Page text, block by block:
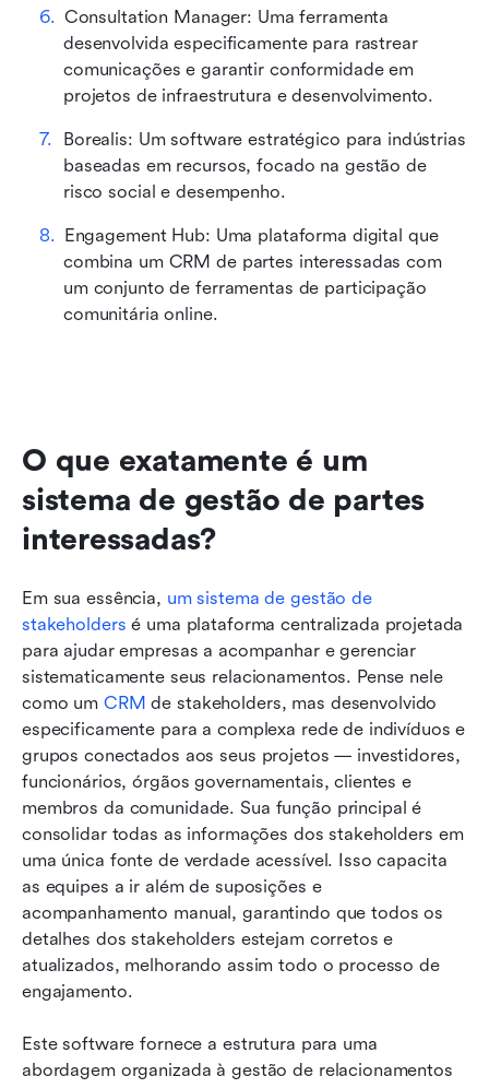
Consultation Manager: Uma ferramenta
desenvolvida especificamente para rastrear
comunicações e garantir conformidade em
projetos de infraestrutura e desenvolvimento.
Borealis: Um software estratégico para indústrias
baseadas em recursos, focado na gestão de
risco social e desempenho.
Engagement Hub: Uma plataforma digital que
combina um CRM de partes interessadas com
um conjunto de ferramentas de participação
comunitária online.
O que exatamente é um
sistema de gestão de partes
interessadas?
Em sua essência, um sistema de gestão de
stakeholders é uma plataforma centralizada projetada
para ajudar empresas a acompanhar e gerenciar
sistematicamente seus relacionamentos. Pense nele
como um CRM de stakeholders, mas desenvolvido
especificamente para a complexa rede de indivíduos e
grupos conectados aos seus projetos — investidores,
funcionários, órgãos governamentais, clientes e
membros da comunidade. Sua função principal é
consolidar todas as informações dos stakeholders em
uma única fonte de verdade acessível. Isso capacita
as equipes a ir além de suposições e
acompanhamento manual, garantindo que todos os
detalhes dos stakeholders estejam corretos e
atualizados, melhorando assim todo o processo de
engajamento.
Este software fornece a estrutura para uma
abordagem organizada à gestão de relacionamentos